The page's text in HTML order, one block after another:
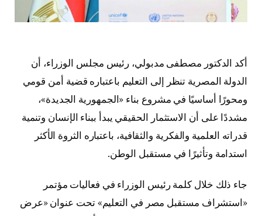
أكد الدكتور مصطفى مدبولي، رئيس مجلس الوزراء، أن
الدولة المصرية تنظر إلى التعليم باعتباره قضية أمن قومي
ومحورًا أساسيًا في مشروع بناء «الجمهورية الجديدة»،
مشددًا على أن الاستثمار الحقيقي يبدأ ببناء الإنسان وتنمية
قدراته العلمية والفكرية والثقافية، باعتباره الثروة الأكثر
استدامة وتأثيرًا في مستقبل الوطن.
جاء ذلك خلال كلمة رئيس الوزراء في فعاليات مؤتمر
«استشراف مستقبل مصر في التعليم» تحت عنوان «عرض